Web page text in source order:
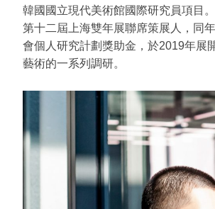
韓國國立現代美術館國際研究員項目
第十二屆上海雙年展聯席策展人，同
會個人研究計劃獎助金，於2019年展
藝術的一系列調研。